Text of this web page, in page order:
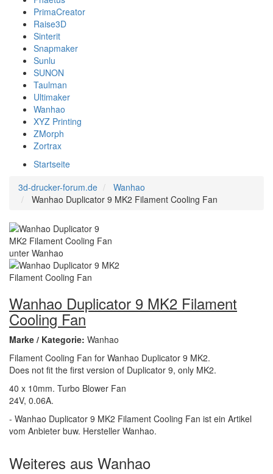
PrimaCreator
Raise3D
Sinterit
Snapmaker
Sunlu
SUNON
Taulman
Ultimaker
Wanhao
XYZ Printing
ZMorph
Zortrax
Startseite
3d-drucker-forum.de
Wanhao
Wanhao Duplicator 9 MK2 Filament Cooling Fan
Wanhao Duplicator 9 MK2 Filament
Cooling Fan
Marke / Kategorie: Wanhao
Filament Cooling Fan for Wanhao Duplicator 9 MK2.
Does not fit the first version of Duplicator 9, only MK2.
40 x 10mm. Turbo Blower Fan
24V, 0.06A.
- Wanhao Duplicator 9 MK2 Filament Cooling Fan ist ein Artikel
vom Anbieter buw. Hersteller Wanhao.
Weiteres aus Wanhao